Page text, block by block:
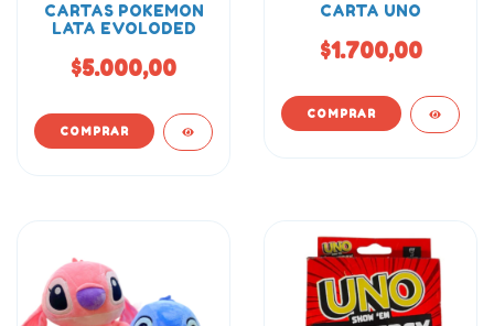
CARTAS POKEMON
LATA EVOLODED
$5.000,00
CARTA UNO
$1.700,00